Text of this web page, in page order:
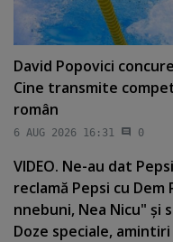
David Popovici
Cine transmite
român
6 AUG 2026 16:31 0
VIDEO. Ne-au dat
reclamă Pepsi cu Dem
nnebuni, Nea Nicu" şi
Doze speciale, amintiri